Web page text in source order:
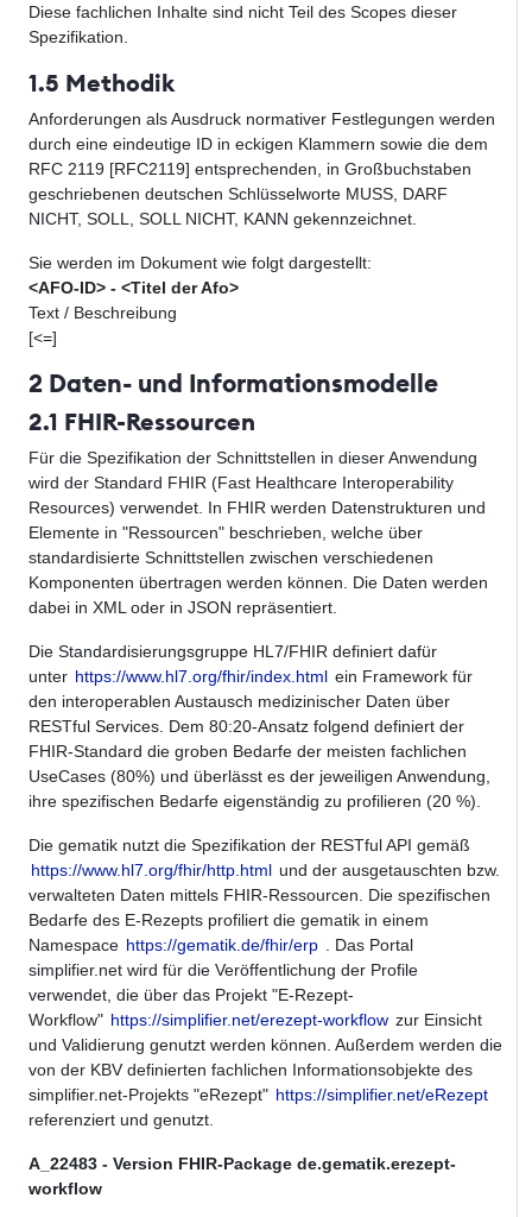
Diese fachlichen Inhalte sind nicht Teil des Scopes dieser
Spezifikation.
1.5 Methodik
Anforderungen als Ausdruck normativer Festlegungen werden
durch eine eindeutige ID in eckigen Klammern sowie die dem
RFC 2119 [RFC2119] entsprechenden, in Großbuchstaben
geschriebenen deutschen Schlüsselworte MUSS, DARF
NICHT, SOLL, SOLL NICHT, KANN gekennzeichnet.
Sie werden im Dokument wie folgt dargestellt:
<AFO-ID> - <Titel der Afo>
Text / Beschreibung
[<=]
2 Daten- und Informationsmodelle
2.1 FHIR-Ressourcen
Für die Spezifikation der Schnittstellen in dieser Anwendung
wird der Standard FHIR (Fast Healthcare Interoperability
Resources) verwendet. In FHIR werden Datenstrukturen und
Elemente in "Ressourcen" beschrieben, welche über
standardisierte Schnittstellen zwischen verschiedenen
Komponenten übertragen werden können. Die Daten werden
dabei in XML oder in JSON repräsentiert.
Die Standardisierungsgruppe HL7/FHIR definiert dafür
unter https://www.hl7.org/fhir/index.html ein Framework für
den interoperablen Austausch medizinischer Daten über
RESTful Services. Dem 80:20-Ansatz folgend definiert der
FHIR-Standard die groben Bedarfe der meisten fachlichen
UseCases (80%) und überlässt es der jeweiligen Anwendung,
ihre spezifischen Bedarfe eigenständig zu profilieren (20 %).
Die gematik nutzt die Spezifikation der RESTful API gemäß
https://www.hl7.org/fhir/http.html und der ausgetauschten bzw.
verwalteten Daten mittels FHIR-Ressourcen. Die spezifischen
Bedarfe des E-Rezepts profiliert die gematik in einem
Namespace https://gematik.de/fhir/erp
. Das Portal
simplifier.net wird für die Veröffentlichung der Profile
verwendet, die über das Projekt "E-Rezept-
Workflow" https://simplifier.net/erezept-workflow zur Einsicht
und Validierung genutzt werden können. Außerdem werden die
von der KBV definierten fachlichen Informationsobjekte des
simplifier.net-Projekts "eRezept" https://simplifier.net/eRezept
referenziert und genutzt.
A_22483 - Version FHIR-Package de.gematik.erezept-
workflow